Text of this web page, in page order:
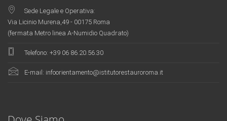
Sede Legale e Operativa:
Via Licinio Murena,49 - 00175 Roma
(fermata Metro linea A-Numidio Quadrato)
Telefono: +39 06 86.20.56.30
E-mail: infoorientamento@istitutorestauroroma.it
level of training..